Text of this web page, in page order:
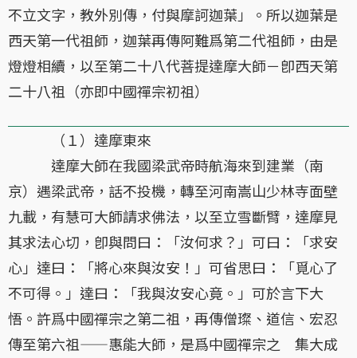
不立文字，教外別傳，付與摩訶迦葉」。所以迦葉是
西天第一代祖師，迦葉再傳阿難爲第二代祖師，由是
燈燈相續，以至第二十八代菩提達摩大師－卽西天第
二十八祖（亦即中國禪宗初祖）
（１）達摩東來
達摩大師在我國梁武帝時航海來到建業（南
京）遇梁武帝，話不投機，轉至河南嵩山少林寺面壁
九載，有慧可大師請求佛法，以至立雪斷臂，達摩見
其求法心切，卽與問曰：「汝何求？」可曰：「求安
心」達曰：「將心來與汝安！」可省思曰：「覓心了
不可得。」達曰：「我與汝安心竟。」可於言下大
悟。許爲中國禪宗之第二祖，再傳僧璨、道信、宏忍
傳至第六祖——惠能大師，是爲中國禪宗之 集大成